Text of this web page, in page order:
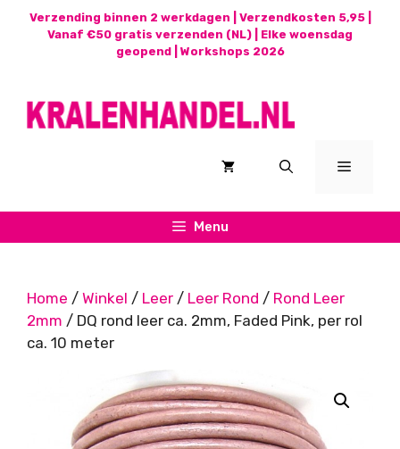
Verzending binnen 2 werkdagen | Verzendkosten 5,95 |
Vanaf €50 gratis verzenden (NL) | Elke woensdag
geopend | Workshops 2026
Menu
Menu
Home / Winkel / Leer / Leer Rond / Rond Leer
2mm / DQ rond leer ca. 2mm, Faded Pink, per rol
ca. 10 meter